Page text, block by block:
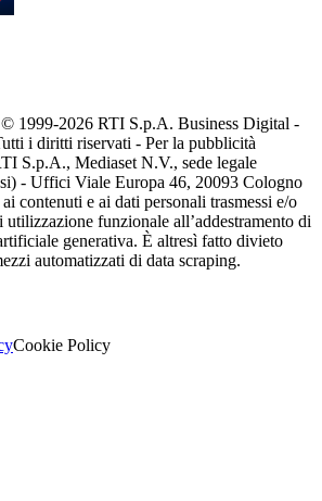
1999-2026 RTI S.p.A. Business Digital -
i diritti riservati - Per la pubblicità
S.p.A., Mediaset N.V., sede legale
- Uffici Viale Europa 46, 20093 Cologno
contenuti e ai dati personali trasmessi e/o
funzionale all’addestramento di
generativa. È altresì fatto divieto
automatizzati di data scraping.
Cookie Policy